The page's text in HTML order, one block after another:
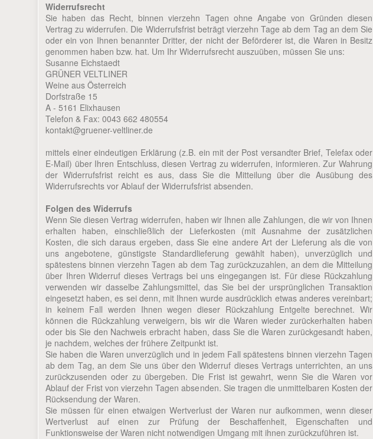
Widerrufsrecht
Sie haben das Recht, binnen vierzehn Tagen ohne Angabe von Gründen diesen
Vertrag zu widerrufen. Die Widerrufsfrist beträgt vierzehn Tage ab dem Tag an dem Sie
oder ein von Ihnen benannter Dritter, der nicht der Beförderer ist, die Waren in Besitz
genommen haben bzw. hat. Um Ihr Widerrufsrecht auszuüben, müssen Sie uns:
Susanne Eichstaedt
GRÜNER VELTLINER
Weine aus Österreich
Dorfstraße 15
A - 5161 Elixhausen
Telefon & Fax: 0043 662 480554
kontakt@gruener-veltliner.de
mittels einer eindeutigen Erklärung (z.B. ein mit der Post versandter Brief, Telefax oder
E-Mail) über Ihren Entschluss, diesen Vertrag zu widerrufen, informieren. Zur Wahrung
der Widerrufsfrist reicht es aus, dass Sie die Mitteilung über die Ausübung des
Widerrufsrechts vor Ablauf der Widerrufsfrist absenden.
Folgen des Widerrufs
Wenn Sie diesen Vertrag widerrufen, haben wir Ihnen alle Zahlungen, die wir von Ihnen
erhalten haben, einschließlich der Lieferkosten (mit Ausnahme der zusätzlichen
Kosten, die sich daraus ergeben, dass Sie eine andere Art der Lieferung als die von
uns angebotene, günstigste Standardlieferung gewählt haben), unverzüglich und
spätestens binnen vierzehn Tagen ab dem Tag zurückzuzahlen, an dem die Mitteilung
über Ihren Widerruf dieses Vertrags bei uns eingegangen ist. Für diese Rückzahlung
verwenden wir dasselbe Zahlungsmittel, das Sie bei der ursprünglichen Transaktion
eingesetzt haben, es sei denn, mit Ihnen wurde ausdrücklich etwas anderes vereinbart;
in keinem Fall werden Ihnen wegen dieser Rückzahlung Entgelte berechnet. Wir
können die Rückzahlung verweigern, bis wir die Waren wieder zurückerhalten haben
oder bis Sie den Nachweis erbracht haben, dass Sie die Waren zurückgesandt haben,
je nachdem, welches der frühere Zeitpunkt ist.
Sie haben die Waren unverzüglich und in jedem Fall spätestens binnen vierzehn Tagen
ab dem Tag, an dem Sie uns über den Widerruf dieses Vertrags unterrichten, an uns
zurückzusenden oder zu übergeben. Die Frist ist gewahrt, wenn Sie die Waren vor
Ablauf der Frist von vierzehn Tagen absenden. Sie tragen die unmittelbaren Kosten der
Rücksendung der Waren.
Sie müssen für einen etwaigen Wertverlust der Waren nur aufkommen, wenn dieser
Wertverlust auf einen zur Prüfung der Beschaffenheit, Eigenschaften und
Funktionsweise der Waren nicht notwendigen Umgang mit ihnen zurückzuführen ist.